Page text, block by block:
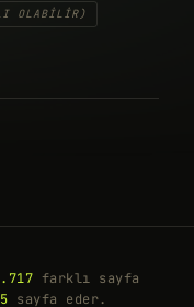
OLABILIR)
farklı sayfa
sayfa eder.